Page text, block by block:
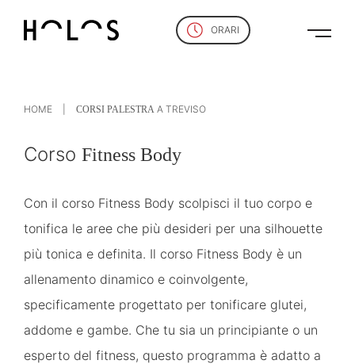
ORARI
HOME CORSI PALESTRA A TREVISO
Corso Fitness Body
Con il corso Fitness Body scolpisci il tuo corpo e
tonifica le aree che più desideri per una silhouette
più tonica e definita. Il corso Fitness Body è un
allenamento dinamico e coinvolgente,
specificamente progettato per tonificare glutei,
addome e gambe. Che tu sia un principiante o un
esperto del fitness, questo programma è adatto a